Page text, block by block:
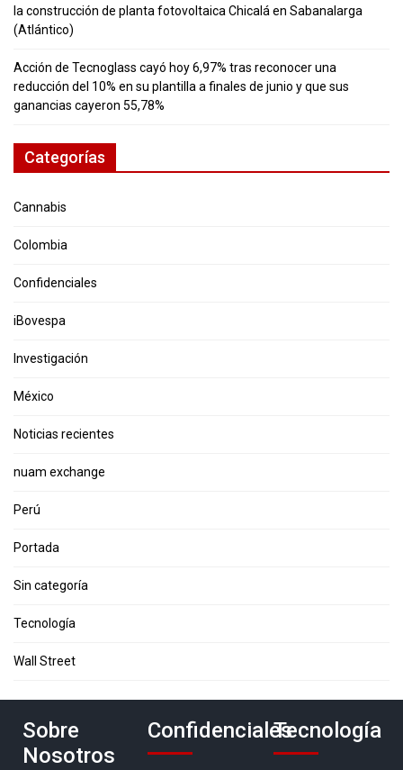
la construcción de planta fotovoltaica Chicalá en Sabanalarga
(Atlántico)
Acción de Tecnoglass cayó hoy 6,97% tras reconocer una
reducción del 10% en su plantilla a finales de junio y que sus
ganancias cayeron 55,78%
Categorías
Cannabis
Colombia
Confidenciales
iBovespa
Investigación
México
Noticias recientes
nuam exchange
Perú
Portada
Sin categoría
Tecnología
Wall Street
Sobre
Nosotros
ConfidencialesTecnología